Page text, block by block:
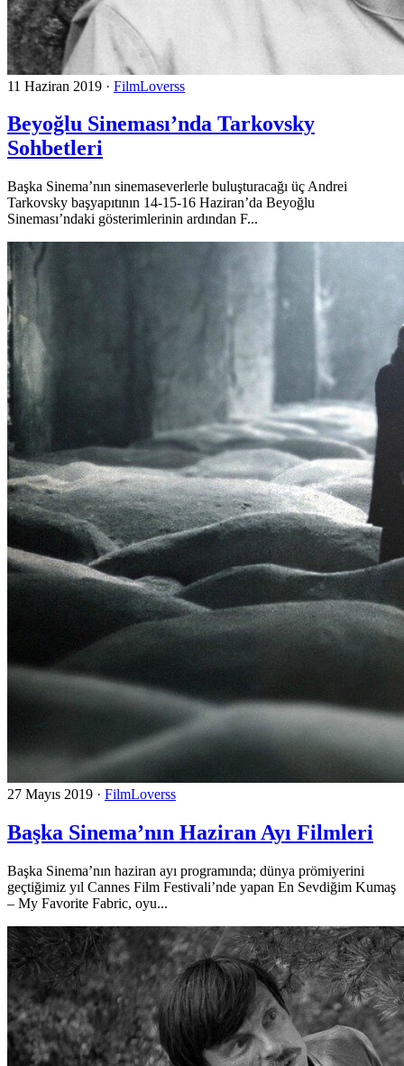
11 Haziran 2019 · FilmLoverss
Beyoğlu Sineması’nda Tarkovsky
Sohbetleri
Başka Sinema’nın sinemaseverlerle buluşturacağı üç Andrei
Tarkovsky başyapıtının 14-15-16 Haziran’da Beyoğlu
Sineması’ndaki gösterimlerinin ardından F...
27 Mayıs 2019 · FilmLoverss
Başka Sinema’nın Haziran Ayı Filmleri
Başka Sinema’nın haziran ayı programında; dünya prömiyerini
geçtiğimiz yıl Cannes Film Festivali’nde yapan En Sevdiğim Kumaş
– My Favorite Fabric, oyu...